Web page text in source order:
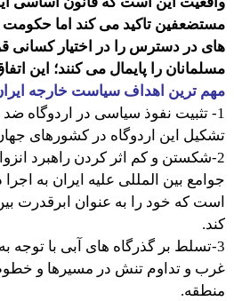
مستضعفین تاکید می کند اما
های در دسترس را در اختیار کسانی
مسلمانان را پایمال می کنند؛ این
مهم ترین اهداف سیاست خارجه ایران
1- تثبیت نفوذ سیاسی در اردوگاه
تشکیل این اردوگاه در کشورهای
2-شکستن و کم اثر کردن راهبرد
جوامع بین المللی علیه ایران به
است که خود را به عنوان ابرقدرت
کند.
3-تسلط بر گذرگاه های آبی با توجه
غرب و تداوم تنش در مسیرها و خطوط
منطقه.